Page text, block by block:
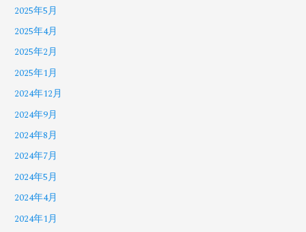
2025年5月
2025年4月
2025年2月
2025年1月
2024年12月
2024年9月
2024年8月
2024年7月
2024年5月
2024年4月
2024年1月